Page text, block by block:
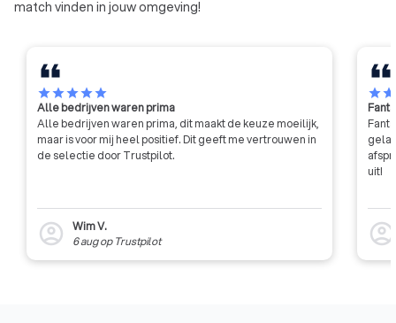
match vinden in jouw omgeving!
starstarstarstarstar
Alle bedrijven waren prima
Alle bedrijven waren prima, dit maakt de keuze moeilijk,
maar is voor mij heel positief. Dit geeft me vertrouwen in
de selectie door Trustpilot.
account_circle
Wim V.
6 augop Trustpilot
starstar
uit!
account_circle